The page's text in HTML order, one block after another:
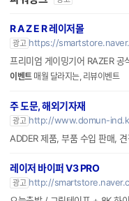
파워링크 광고
R A Z E R 레이저몰
광고 https://
프리미엄 게이밍기어 RAZER 공
이벤트매월 달라지는, 리뷰이벤트
주 도문, 해외기자재
광고 http://www.domun-
ADDER 제품, 부품 수입 판매, 견
레이저 바이퍼 V3 PRO